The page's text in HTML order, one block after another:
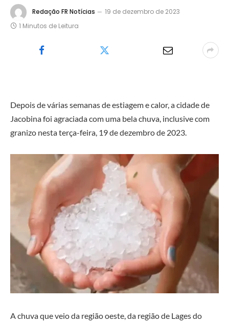
Redação FR Notícias
19 de dezembro de 2023
1 Minutos de Leitura
Depois de várias semanas de estiagem e calor, a cidade de
Jacobina foi agraciada com uma bela chuva, inclusive com
granizo nesta terça-feira, 19 de dezembro de 2023.
A chuva que veio da região oeste, da região de Lages do